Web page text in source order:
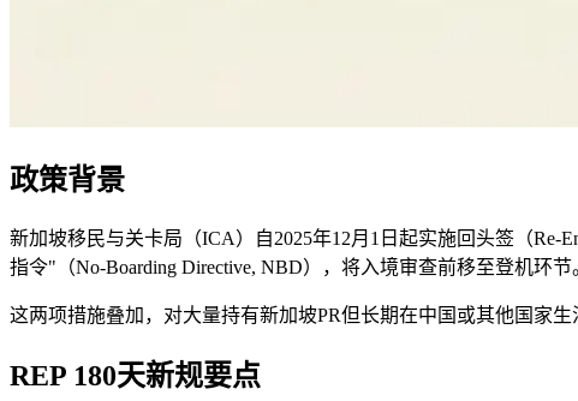
政策背景
新加坡移民与关卡局（ICA）自2025年12月1日起实施回头签（Re-
指令"（No-Boarding Directive, NBD），将入境审查前移至登机环节
这两项措施叠加，对大量持有新加坡PR但长期在中国或其他国家生
REP 180天新规要点